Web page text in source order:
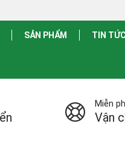
SẢN PHẨM TIN TỨC
Miễn
Vận